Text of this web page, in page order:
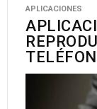
APLICACIONES